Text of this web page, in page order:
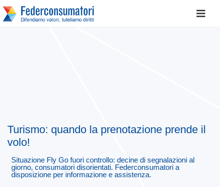
Turismo: quando la prenotazione prende il
volo!
Situazione Fly Go fuori controllo: decine di segnalazioni al
giorno, consumatori disorientati. Federconsumatori a
disposizione per informazione e assistenza.